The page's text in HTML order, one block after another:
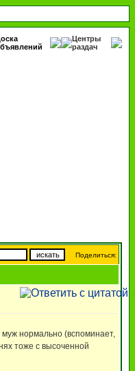
Центры
раздач
Поделиться:
муж нормально (вспоминает,
тоже с высоченной